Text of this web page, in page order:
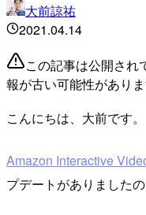
大前諒祐
2021.04.14
この記事は公開され
報が古い可能性があり
こんにちは、大前です。
Amazon Interactive
プデートがありました